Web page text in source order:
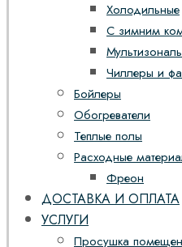
Холодильные
С зимним
Чиллеры и
Бойлеры
Обогреватели
Теплые полы
Расходные
Фреон
ДОСТАВКА И ОПЛАТА
УСЛУГИ
Просушка